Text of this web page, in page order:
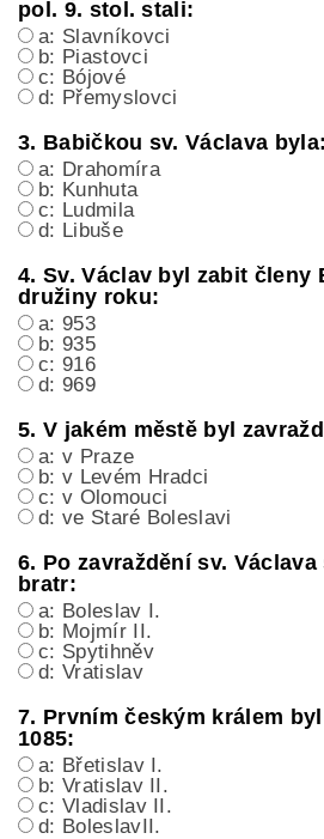
pol. 9. stol. stali:
a: Slavníkovci
b: Piastovci
c: Bójové
d: Přemyslovci
3. Babičkou sv. Václava byla:
a: Drahomíra
b: Kunhuta
c: Ludmila
d: Libuše
4. Sv. Václav byl zabit členy
družiny roku:
a: 953
b: 935
c: 916
d: 969
5. V jakém městě byl
a: v Praze
b: v Levém Hradci
c: v Olomouci
d: ve Staré Boleslavi
6. Po zavraždění sv.
bratr:
a: Boleslav I.
b: Mojmír II.
c: Spytihněv
d: Vratislav
7. Prvním českým králem
1085:
a: Břetislav I.
b: Vratislav II.
c: Vladislav II.
d: BoleslavII.